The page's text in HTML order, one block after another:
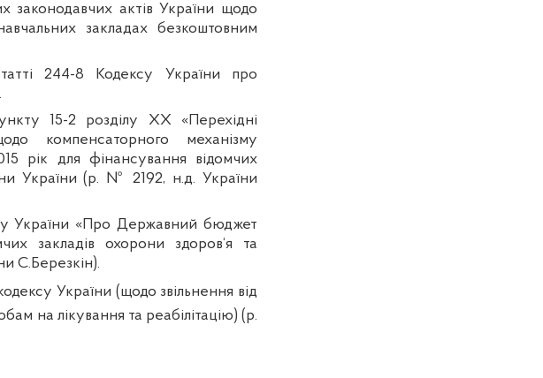
актів України щодо
закладах безкоштовним
244-8 Кодексу України про
15-2 розділу ХХ «Перехідні
компенсаторного механізму
рік для фінансування відомчих
України (р. № 2192, н.д. України
України «Про Державний бюджет
закладів охорони здоров‘я та
С.Березкін).
України (щодо звільнення від
на лікування та реабілітацію) (р.